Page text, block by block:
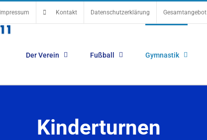
Impressum Kontakt Datenschutzerklärung Gesamtangebot
Der Verein Fußball Gymnastik
Kinderturnen